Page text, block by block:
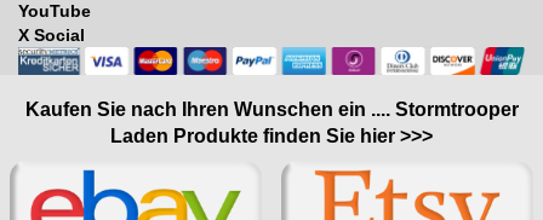
YouTube
X Social
Kaufen Sie nach Ihren Wunschen ein .... Stormtrooper
Laden Produkte finden Sie hier >>>